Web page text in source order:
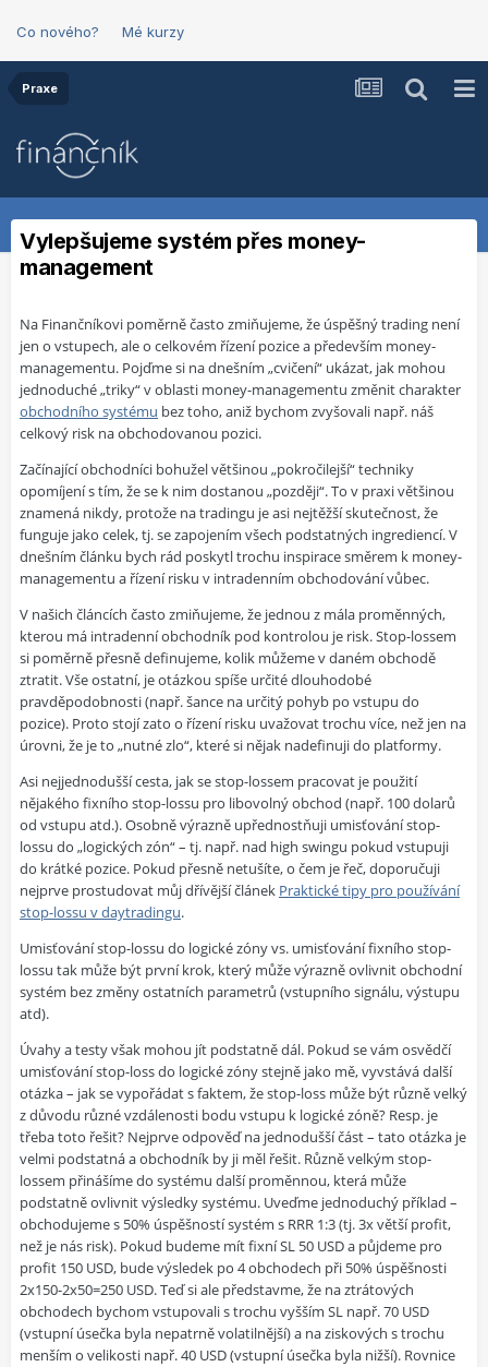
Co nového? Mé kurzy
Praxe
Vylepšujeme systém přes money-
management
Na Finančníkovi poměrně často zmiňujeme, že úspěšný trading není
jen o vstupech, ale o celkovém řízení pozice a především money-
managementu. Pojďme si na dnešním „cvičení“ ukázat, jak mohou
jednoduché „triky“ v oblasti money-managementu změnit charakter
obchodního systému bez toho, aniž bychom zvyšovali např. náš
celkový risk na obchodovanou pozici.
Začínající obchodníci bohužel většinou „pokročilejší“ techniky
opomíjení s tím, že se k nim dostanou „později“. To v praxi většinou
znamená nikdy, protože na tradingu je asi nejtěžší skutečnost, že
funguje jako celek, tj. se zapojením všech podstatných ingrediencí. V
dnešním článku bych rád poskytl trochu inspirace směrem k money-
managementu a řízení risku v intradenním obchodování vůbec.
V našich článcích často zmiňujeme, že jednou z mála proměnných,
kterou má intradenní obchodník pod kontrolou je risk. Stop-lossem
si poměrně přesně definujeme, kolik můžeme v daném obchodě
ztratit. Vše ostatní, je otázkou spíše určité dlouhodobé
pravděpodobnosti (např. šance na určitý pohyb po vstupu do
pozice). Proto stojí zato o řízení risku uvažovat trochu více, než jen na
úrovni, že je to „nutné zlo“, které si nějak nadefinuji do platformy.
Asi nejjednodušší cesta, jak se stop-lossem pracovat je použití
nějakého fixního stop-lossu pro libovolný obchod (např. 100 dolarů
od vstupu atd.). Osobně výrazně upřednostňuji umisťování stop-
lossu do „logických zón“ – tj. např. nad high swingu pokud vstupuji
do krátké pozice. Pokud přesně netušíte, o čem je řeč, doporučuji
nejprve prostudovat můj dřívější článek Praktické tipy pro používání
stop-lossu v daytradingu.
Umisťování stop-lossu do logické zóny vs. umisťování fixního stop-
lossu tak může být první krok, který může výrazně ovlivnit obchodní
systém bez změny ostatních parametrů (vstupního signálu, výstupu
atd).
Úvahy a testy však mohou jít podstatně dál. Pokud se vám osvědčí
umisťování stop-loss do logické zóny stejně jako mě, vyvstává další
otázka – jak se vypořádat s faktem, že stop-loss může být různě velký
z důvodu různé vzdálenosti bodu vstupu k logické zóně? Resp. je
třeba toto řešit? Nejprve odpověď na jednodušší část – tato otázka je
velmi podstatná a obchodník by ji měl řešit. Různě velkým stop-
lossem přinášíme do systému další proměnnou, která může
podstatně ovlivnit výsledky systému. Uveďme jednoduchý příklad –
obchodujeme s 50% úspěšností systém s RRR 1:3 (tj. 3x větší profit,
než je nás risk). Pokud budeme mít fixní SL 50 USD a půjdeme pro
profit 150 USD, bude výsledek po 4 obchodech při 50% úspěšnosti
2x150-2x50=250 USD. Teď si ale představme, že na ztrátových
obchodech bychom vstupovali s trochu vyšším SL např. 70 USD
(vstupní úsečka byla nepatrně volatilnější) a na ziskových s trochu
menším o velikosti např. 40 USD (vstupní úsečka byla nižší). Rovnice